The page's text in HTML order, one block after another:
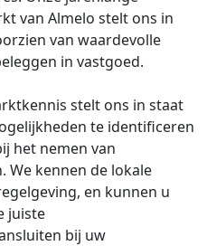
van Almelo stelt ons in
van waardevolle
in vastgoed.
stelt ons in staat
te identificeren
het nemen van
We kennen de lokale
en kunnen u
juiste
bij uw